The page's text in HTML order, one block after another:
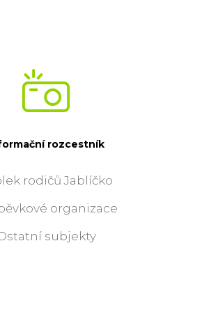
rozcestník
rodičů Jablíčko
organizace
subjekty